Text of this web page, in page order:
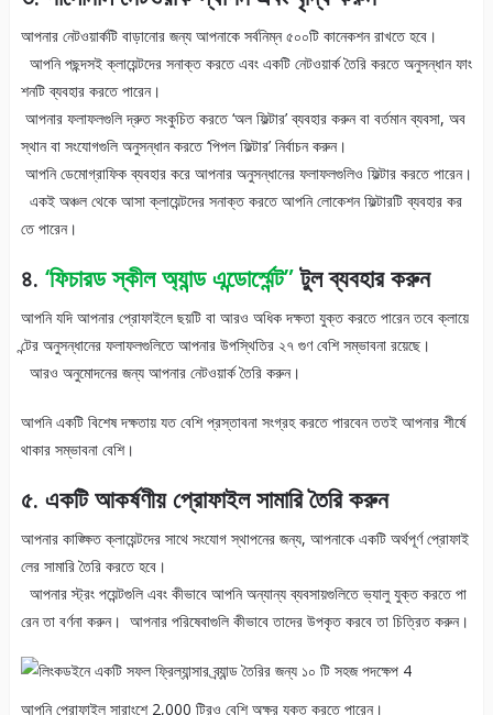
আপনার নেটওয়ার্কটি বাড়ানোর জন্য আপনাকে সর্বনিম্ন ৫০০টি কানেকশন রাখতে হবে।
আপনি পছন্দসই ক্লায়েন্টদের সনাক্ত করতে এবং একটি নেটওয়ার্ক তৈরি করতে অনুসন্ধান ফাং
শনটি ব্যবহার করতে পারেন।
আপনার ফলাফলগুলি দ্রুত সংকুচিত করতে ‘অল ফিল্টার’ ব্যবহার করুন বা বর্তমান ব্যবসা, অব
স্থান বা সংযোগগুলি অনুসন্ধান করতে ‘পিপল ফিল্টার’ নির্বাচন করুন।
আপনি ডেমোগ্রাফিক ব্যবহার করে আপনার অনুসন্ধানের ফলাফলগুলিও ফিল্টার করতে পারেন।
একই অঞ্চল থেকে আসা ক্লায়েন্টদের সনাক্ত করতে আপনি লোকেশন ফিল্টারটি ব্যবহার কর
তে পারেন।
৪. ‘ফিচারড স্কীল অ্যান্ড এন্ডোর্স্মেন্ট”টুল ব্যবহার করুন
আপনি যদি আপনার প্রোফাইলে ছয়টি বা আরও অধিক দক্ষতা যুক্ত করতে পারেন তবে ক্লায়ে
ন্টের অনুসন্ধানের ফলাফলগুলিতে আপনার উপস্থিতির ২৭ গুণ বেশি সম্ভাবনা রয়েছে।
আরও অনুমোদনের জন্য আপনার নেটওয়ার্ক তৈরি করুন।
আপনি একটি বিশেষ দক্ষতায় যত বেশি প্রস্তাবনা সংগ্রহ করতে পারবেন ততই আপনার শীর্ষে
থাকার সম্ভাবনা বেশি।
৫. একটি আকর্ষণীয় প্রোফাইল সামারি তৈরি করুন
আপনার কাঙ্ক্ষিত ক্লায়েন্টদের সাথে সংযোগ স্থাপনের জন্য, আপনাকে একটি অর্থপূর্ণ প্রোফাই
লের সামারি তৈরি করতে হবে।
আপনার স্ট্রং পয়েন্টগুলি এবং কীভাবে আপনি অন্যান্য ব্যবসায়গুলিতে ভ্যালু যুক্ত করতে পা
রেন তা বর্ণনা করুন। আপনার পরিষেবাগুলি কীভাবে তাদের উপকৃত করবে তা চিত্রিত করুন।
আপনি প্রোফাইল সারাংশে 2,000 টিরও বেশি অক্ষর যুক্ত করতে পারেন।